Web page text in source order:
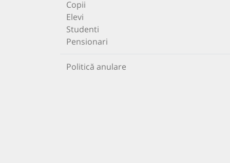
Copii
Elevi
Studenti
Pensionari
Politică anulare